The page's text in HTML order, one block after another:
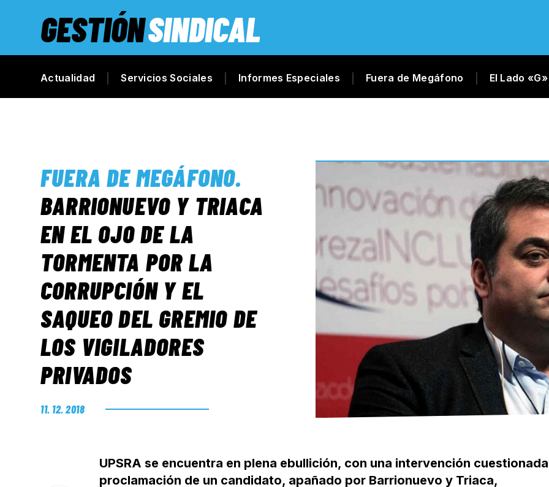
GESTIÓNSINDICAL
Actualidad Servicios Sociales Informes Especiales Fuera de Megáfono El Lado «G»
FUERA DE MEGÁFONO.
BARRIONUEVO Y TRIACA
EN EL OJO DE LA
TORMENTA POR LA
CORRUPCIÓN Y EL
SAQUEO DEL GREMIO DE
LOS VIGILADORES
PRIVADOS
11. 12. 2018
UPSRA se encuentra en plena ebullición, con una intervención
proclamación de un candidato, apañado por Barrionuevo y Triaca,